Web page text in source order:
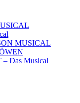
MUSICAL
Das Musical